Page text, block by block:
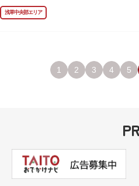
しています。お墓は天嶽院（てんがくいん
浅草中央部エリア
1 2 3 4 5
PR